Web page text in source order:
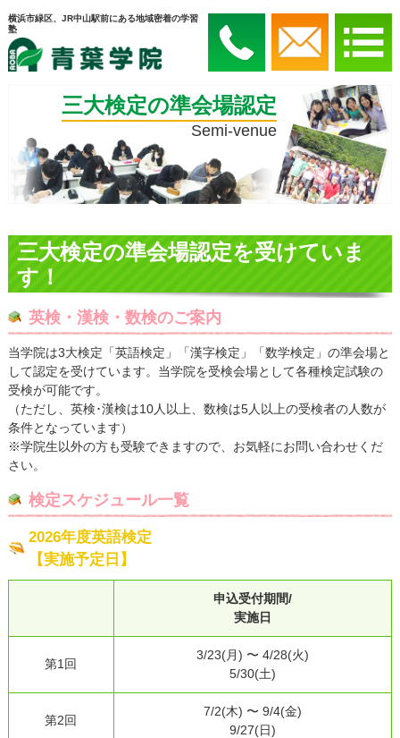
横浜市緑区、JR中山駅前にある地域密着の学習
塾
三大検定の準会場認定
Semi-venue
三大検定の準会場認定を受けていま
す！
英検・漢検・数検のご案内
当学院は3大検定「英語検定」「漢字検定」「数学検定」の準会場と
して認定を受けています。当学院を受検会場として各種検定試験の
受検が可能です。
（ただし、英検･漢検は10人以上、数検は5人以上の受検者の人数が
条件となっています）
※学院生以外の方も受験できますので、お気軽にお問い合わせくだ
さい。
検定スケジュール一覧
2026年度英語検定
【実施予定日】
申込受付期間/
実施日
第1回
3/23(⽉) 〜 4/28(⽕)
5/30(⼟)
第2回
7/2(⽊) 〜 9/4(⾦)
9/27(日)